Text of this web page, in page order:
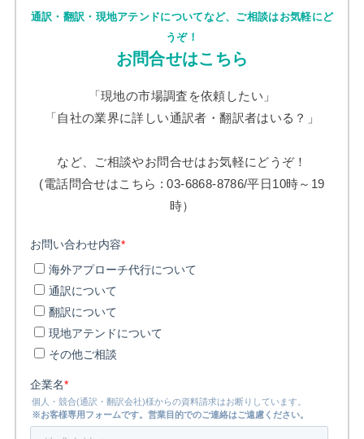
通訳・翻訳・現地アテンドについてなど、ご相談はお気軽にど
うぞ！
お問合せはこちら
「現地の市場調査を依頼したい」
「自社の業界に詳しい通訳者・翻訳者はいる？」
など、ご相談やお問合せはお気軽にどうぞ！
(電話問合せはこちら : 03-6868-8786/平日10時～19
時）